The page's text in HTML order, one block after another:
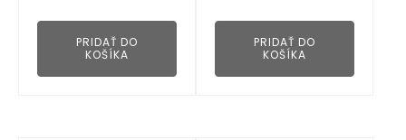
PRIDAŤ DO
KOŠÍKA
PRIDAŤ DO
KOŠÍKA